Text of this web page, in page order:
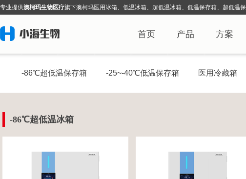
专业提供澳柯玛生物医疗旗下澳柯玛医用冰箱、低温冰箱、超低温冰箱、低温保存箱、超低温
首页 产品 方案
-86℃超低温保存箱 -25~-40℃低温保存箱 医用冷藏箱
-86℃超低温冰箱